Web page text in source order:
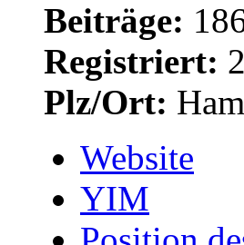
Beiträge:
Registriert:
Plz/Ort:
Website
YIM